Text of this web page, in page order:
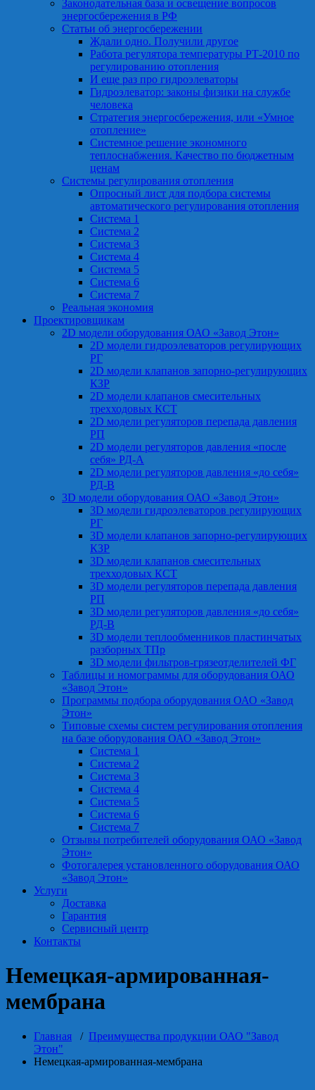
Законодательная база и освещение вопросов
энергосбережения в РФ
Статьи об энергосбережении
Ждали одно. Получили другое
Работа регулятора температуры РТ-2010 по
регулированию отопления
И еще раз про гидроэлеваторы
Гидроэлеватор: законы физики на службе
человека
Стратегия энергосбережения, или «Умное
отопление»
Системное решение экономного
теплоснабжения. Качество по бюджетным
ценам
Системы регулирования отопления
Опросный лист для подбора системы
автоматического регулирования отопления
Система 1
Система 2
Система 3
Система 4
Система 5
Система 6
Система 7
Реальная экономия
Проектировщикам
2D модели оборудования ОАО «Завод Этон»
2D модели гидроэлеваторов регулирующих
РГ
2D модели клапанов запорно-регулирующих
КЗР
2D модели клапанов смесительных
трехходовых КСТ
2D модели регуляторов перепада давления
РП
2D модели регуляторов давления «после
себя» РД-А
2D модели регуляторов давления «до себя»
РД-В
3D модели оборудования ОАО «Завод Этон»
3D модели гидроэлеваторов регулирующих
РГ
3D модели клапанов запорно-регулирующих
КЗР
3D модели клапанов смесительных
трехходовых КСТ
3D модели регуляторов перепада давления
РП
3D модели регуляторов давления «до себя»
РД-В
3D модели теплообменников пластинчатых
разборных ТПр
3D модели фильтров-грязеотделителей ФГ
Таблицы и номограммы для оборудования ОАО
«Завод Этон»
Программы подбора оборудования ОАО «Завод
Этон»
Типовые схемы систем регулирования отопления
на базе оборудования ОАО «Завод Этон»
Система 1
Система 2
Система 3
Система 4
Система 5
Система 6
Система 7
Отзывы потребителей оборудования ОАО «Завод
Этон»
Фотогалерея установленного оборудования ОАО
«Завод Этон»
Услуги
Доставка
Гарантия
Сервисный центр
Контакты
Немецкая-армированная-
мембрана
Главная / Преимущества продукции ОАО "Завод
Этон"
Немецкая-армированная-мембрана